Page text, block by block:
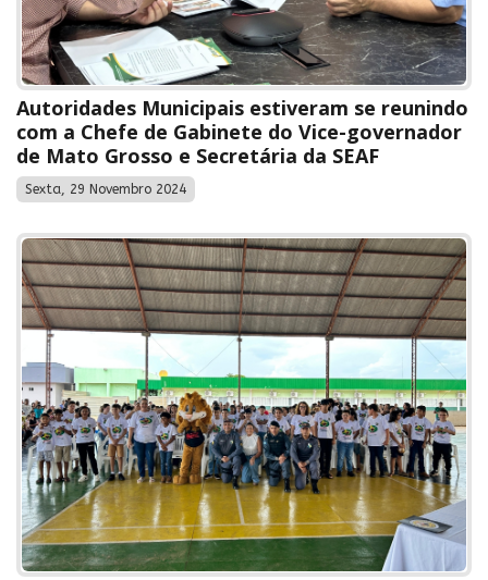
Autoridades Municipais estiveram se reunindo
com a Chefe de Gabinete do Vice-governador
de Mato Grosso e Secretária da SEAF
Sexta, 29 Novembro 2024